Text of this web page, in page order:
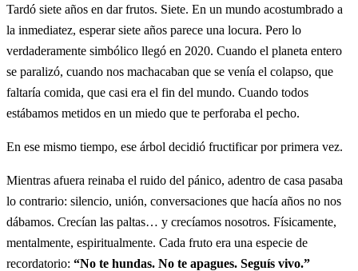
Tardó siete años en dar frutos. Siete. En un mundo acostumbrado a
la inmediatez, esperar siete años parece una locura. Pero lo
verdaderamente simbólico llegó en 2020. Cuando el planeta entero
se paralizó, cuando nos machacaban que se venía el colapso, que
faltaría comida, que casi era el fin del mundo. Cuando todos
estábamos metidos en un miedo que te perforaba el pecho.
En ese mismo tiempo, ese árbol decidió fructificar por primera vez.
Mientras afuera reinaba el ruido del pánico, adentro de casa pasaba
lo contrario: silencio, unión, conversaciones que hacía años no nos
dábamos. Crecían las paltas… y crecíamos nosotros. Físicamente,
mentalmente, espiritualmente. Cada fruto era una especie de
recordatorio: “No te hundas. No te apagues. Seguís vivo.”